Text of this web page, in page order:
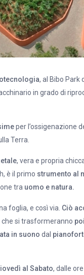
, al Bibo Park
in grado di
per l’ossigenazione
Terra.
, vera e propria
è il primo strumento al
tra uomo e natura.
foglia, e così via. Ciò
si trasformeranno
in suono dal
al Sabato, dalle ore